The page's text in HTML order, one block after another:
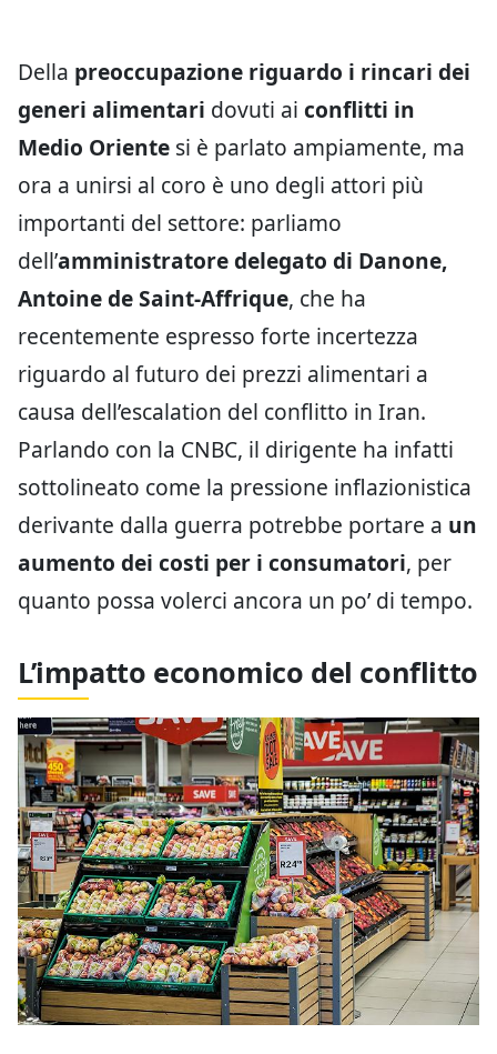
Della preoccupazione riguardo i rincari dei
generi alimentari dovuti ai conflitti in
Medio Oriente si è parlato ampiamente, ma
ora a unirsi al coro è uno degli attori più
importanti del settore: parliamo
dell’amministratore delegato di Danone,
Antoine de Saint-Affrique, che ha
recentemente espresso forte incertezza
riguardo al futuro dei prezzi alimentari a
causa dell’escalation del conflitto in Iran.
Parlando con la CNBC, il dirigente ha infatti
sottolineato come la pressione inflazionistica
derivante dalla guerra potrebbe portare a un
aumento dei costi per i consumatori, per
quanto possa volerci ancora un po’ di tempo.
L’impatto economico del conflitto